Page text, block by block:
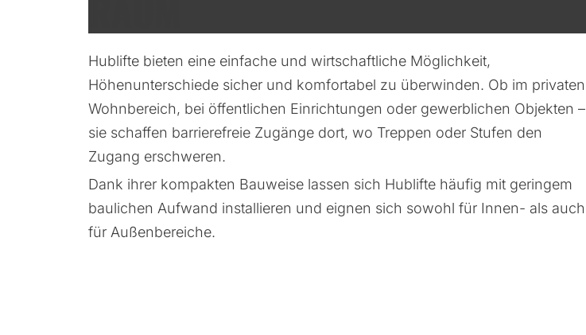
Hublifte bieten eine einfache und wirtschaftliche Möglichkeit,
Höhenunterschiede sicher und komfortabel zu überwinden. Ob im privaten
Wohnbereich, bei öffentlichen Einrichtungen oder gewerblichen Objekten –
sie schaffen barrierefreie Zugänge dort, wo Treppen oder Stufen den
Zugang erschweren.
Dank ihrer kompakten Bauweise lassen sich Hublifte häufig mit geringem
baulichen Aufwand installieren und eignen sich sowohl für Innen- als auch
für Außenbereiche.